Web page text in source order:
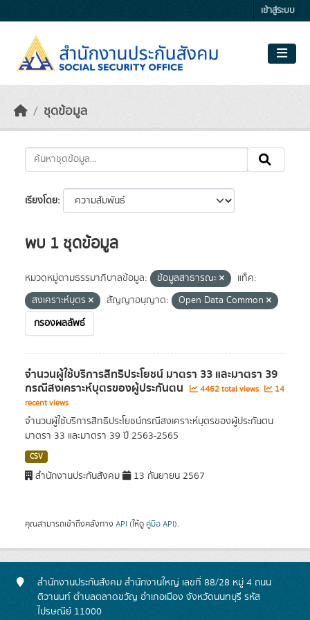
เข้าสู่ระบบ
ชุดข้อมูล
เรียงโดย
พบ 1 ชุดข้อมูล
หมวดหมู่ตามธรรมาภิบาลข้อมูล: ข้อมูลสาธารณะ
แท็ค:
สงเคราะห์บุตร
สัญญาอนุญาต:
Open Data Common
กรองผลลัพธ์
จำนวนผู้ใช้บริการสิทธิประโยชน์ มาตรา 33 และมาตรา 39
กรณีสงเคราะห์บุตรของผู้ประกันตน 4462 total views
14
recent views
จำนวนผู้ใช้บริการสิทธิประโยชน์กรณีสงเคราะห์บุตรของผู้ประกันตน
มาตรา 33 และมาตรา 39 ปี 2563-2565
CSV
สำนักงานประกันสังคม 13 กันยายน 2567
คุณสามารถเข้าถึงคลังทาง API (ให้ดู คู่มือ API).
สำนักงานประกันสังคม สำนักงานใหญ่ เลขที่ 88/28 หมู่ 4 ถนน
ติวานนท์ ตำบลตลาดขวัญ อำเภอเมือง จังหวัดนนทบุรี รหัส
ไปรษณีย์ 11000